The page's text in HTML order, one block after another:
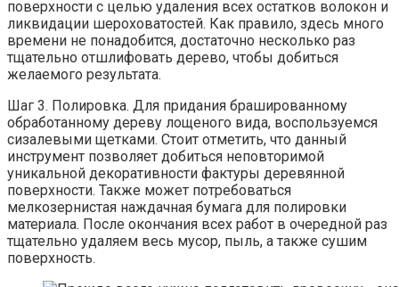
поверхности с целью удаления всех остатков волокон и
ликвидации шероховатостей. Как правило, здесь много
времени не понадобится, достаточно несколько раз
тщательно отшлифовать дерево, чтобы добиться
желаемого результата.
Шаг 3. Полировка. Для придания брашированному
обработанному дереву лощеного вида, воспользуемся
сизалевыми щетками. Стоит отметить, что данный
инструмент позволяет добиться неповторимой
уникальной декоративности фактуры деревянной
поверхности. Также может потребоваться
мелкозернистая наждачная бумага для полировки
материала. После окончания всех работ в очередной раз
тщательно удаляем весь мусор, пыль, а также сушим
поверхность.